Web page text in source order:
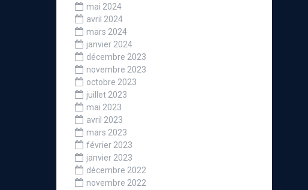
mai 2024
avril 2024
mars 2024
janvier 2024
décembre 2023
novembre 2023
octobre 2023
juillet 2023
mai 2023
avril 2023
mars 2023
février 2023
janvier 2023
décembre 2022
novembre 2022